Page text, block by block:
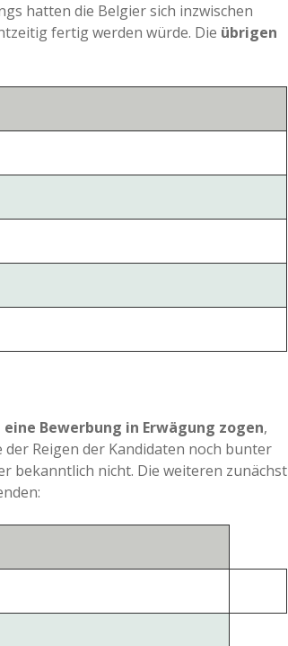
hatten die Belgier sich inzwischen
fertig werden würde. Die übrigen
Bewerbung in Erwägung zogen,
Reigen der Kandidaten noch bunter
bekanntlich nicht. Die weiteren zunächst